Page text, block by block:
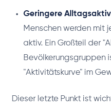
Geringere
Menschen werden mit
aktiv. Ein Großteil der
Bevölkerungsgruppen
"Aktivitätskurve" im
Dieser letzte Punkt ist